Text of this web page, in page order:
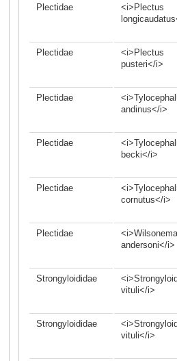
Plectidae
<i>Plectus
Plectidae
<i>Plectus
pusteri</i>
Plectidae
andinus</i>
Plectidae
becki</i>
Plectidae
cornutus</i>
Plectidae
<i>Wilsonema
andersoni</i>
Strongyloididae
vituli</i>
Strongyloididae
vituli</i>